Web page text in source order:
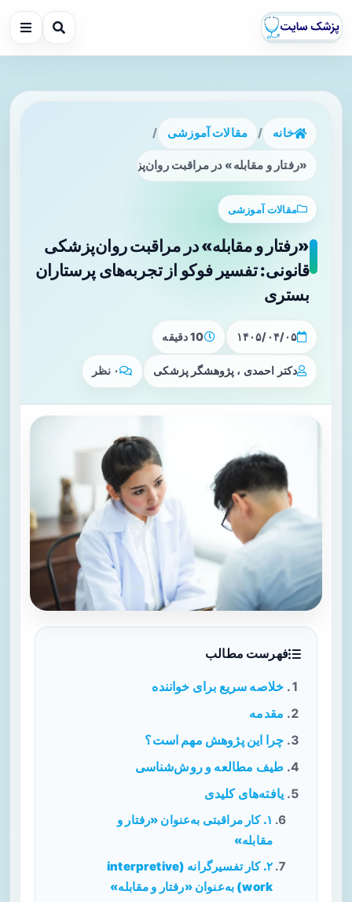
خانه / مقالات آموزشی /
«رفتار و مقابله» در مراقبت روان‌پزشکی قانونی: تفسیر فوکو
مقالات آموزشی
«رفتار و مقابله» در مراقبت روان‌پزشکی
قانونی: تفسیر فوکو از تجربه‌های پرستاران
بستری
۱۴۰۵/۰۴/۰۵ 10 دقیقه
دکتر احمدی ، پژوهشگر پزشکی ۰ نظر
فهرست مطالب
خلاصه سریع برای خواننده
مقدمه
چرا این پژوهش مهم است؟
طیف مطالعه و روش‌شناسی
یافته‌های کلیدی
۱. کار مراقبتی به‌عنوان «رفتار و
مقابله»
۲. کار تفسیرگرانه (interpretive
work) به‌عنوان «رفتار و مقابله»